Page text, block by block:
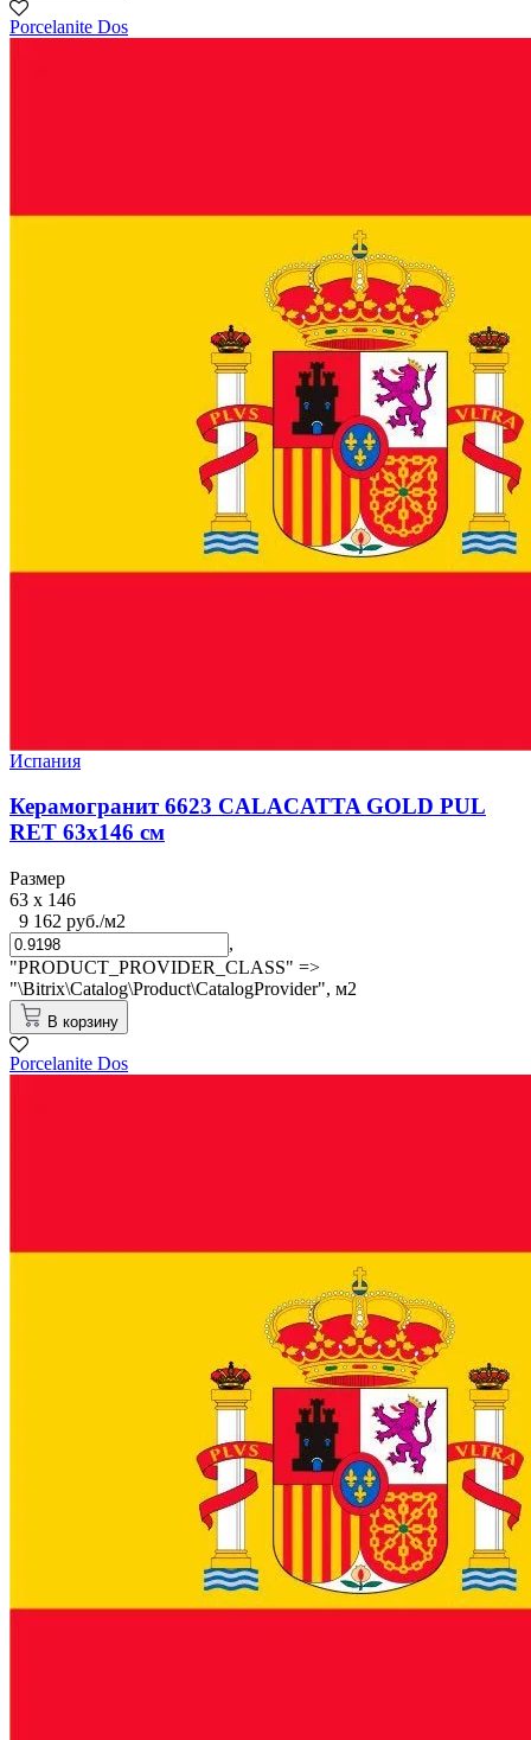
Porcelanite Dos
Испания
Керамогранит 6623 CALACATTA GOLD PUL
RET 63x146 см
Размер
63 x 146
9 162 руб./м2
,
"PRODUCT_PROVIDER_CLASS" =>
"\Bitrix\Catalog\Product\CatalogProvider", м2
В корзину
Porcelanite Dos